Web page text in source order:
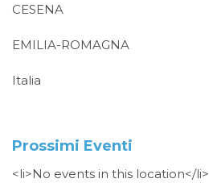
CESENA
EMILIA-ROMAGNA
Italia
Prossimi Eventi
<li>No events in this location</li>